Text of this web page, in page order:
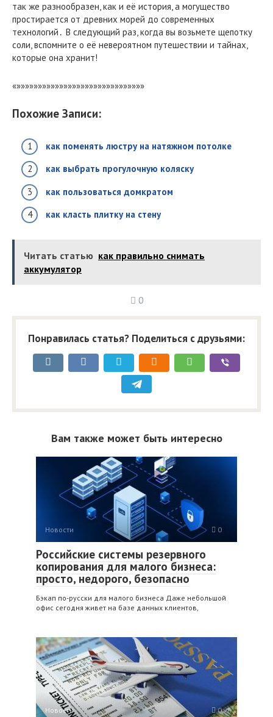
так же разнообразен, как и её история, а могущество
простирается от древних морей до современных
технологий․ В следующий раз, когда вы возьмете щепотку
соли, вспомните о её невероятном путешествии и тайнах,
которые она хранит!
«»»»»»»»»»»»»»»»»»»»»»»»»»»»»»»
Похожие Записи:
как поменять люстру на натяжном потолке
как выбрать прогулочную коляску
как пользоваться домкратом
как класть плитку на стену
Читать статью как правильно снимать
аккумулятор
0
Понравилась статья? Поделиться с друзьями:
Вам также может быть интересно
Новости 0
Российские системы резервного
копирования для малого бизнеса:
просто, недорого, безопасно
Бэкап по‑русски для малого бизнеса Даже небольшой
офис сегодня живет на базе данных клиентов,
Новости 0